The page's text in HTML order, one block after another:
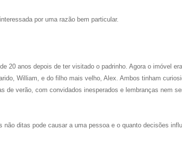
por uma razão bem particular.
20 anos depois de ter visitado o padrinho. Agora o imóvel
William, e do filho mais velho, Alex. Ambos tinham
de verão, com convidados inesperados e lembranças nem
ditas pode causar a uma pessoa e o quanto decisões